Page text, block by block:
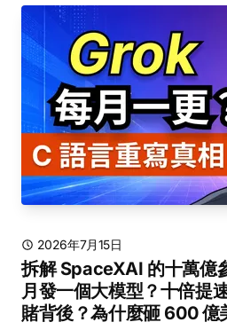
2026年7月15日
拆解 SpaceXAI 的十萬億
月發一個大模型？十倍提
賭背後？為什麼砸 600 億